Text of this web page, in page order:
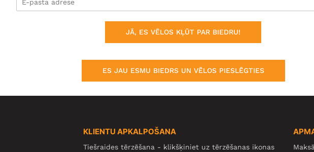
JĀ, ES VĒLOS KĻŪT PAR BIEDRU!
ES JAU ESMU BIEDRS UN VĒLOS PIESLĒGTIES
KLIENTU APKALPOŠANA
Tiešraides tērzēšana - klikšķiniet uz tērzēšanas ikonas